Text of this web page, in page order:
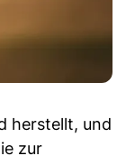
herstellt, und
zur